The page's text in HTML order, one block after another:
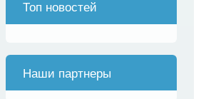
Топ новостей
Наши партнеры